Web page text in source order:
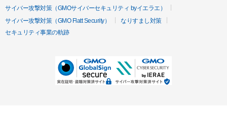
サイバー攻撃対策（GMOサイバーセキュリティ byイエラエ）
サイバー攻撃対策（GMO Flatt Security）
なりすまし対策
セキュリティ事業の軌跡